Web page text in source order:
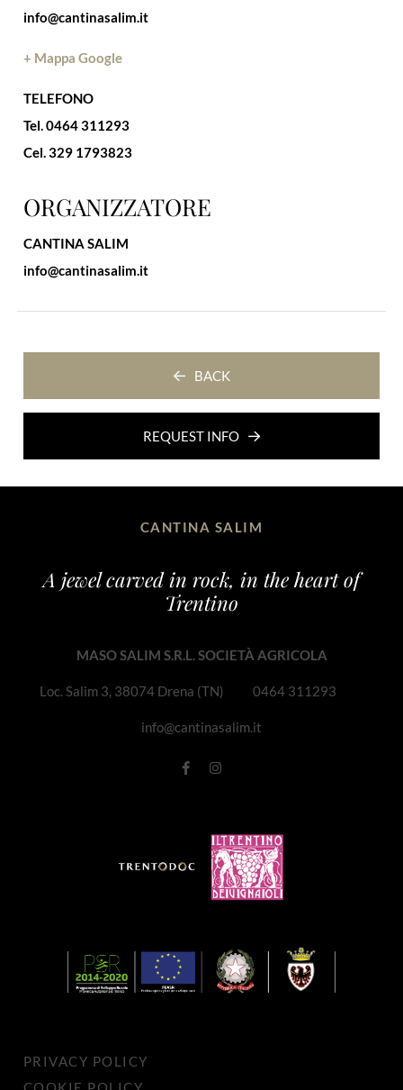
info@cantinasalim.it
+ Mappa Google
TELEFONO
Tel. 0464 311293
Cel. 329 1793823
ORGANIZZATORE
CANTINA SALIM
info@cantinasalim.it
BACK
REQUEST INFO
CANTINA SALIM
A jewel carved in rock, in the heart of
Trentino
MASO SALIM S.R.L. SOCIETÀ AGRICOLA
Loc. Salim 3, 38074 Drena (TN) 0464 311293
info@cantinasalim.it
PRIVACY POLICY